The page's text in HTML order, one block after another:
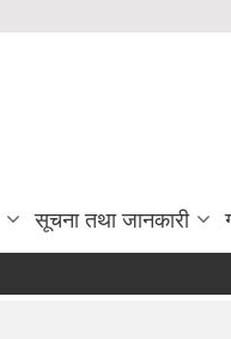
सूचना तथा जानकारी